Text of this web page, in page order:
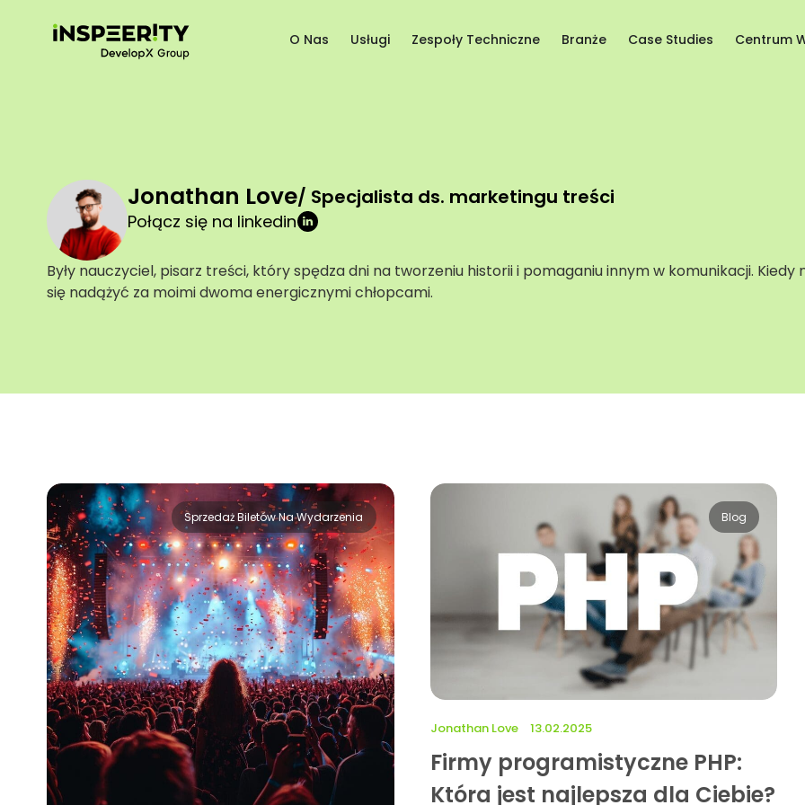
O Nas Usługi Zespoły Techniczne Branże Case Studies Centrum
Jonathan Love/ Specjalista ds. marketingu treści
Połącz się na linkedin
Były nauczyciel, pisarz treści, który spędza dni na tworzeniu historii i pomaganiu innym w komunikacji.
się nadążyć za moimi dwoma energicznymi chłopcami.
Sprzedaż Biletów Na Wydarzenia Blog
Firmy programistyczne PHP:
Która jest najlepsza dla Ciebie?
Jonathan Love 13.02.2025